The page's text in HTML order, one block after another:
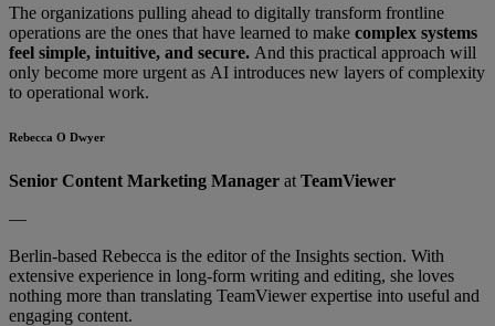
The organizations pulling ahead to digitally transform frontline
operations are the ones that have learned to make complex systems
feel simple, intuitive, and secure. And this practical approach will
only become more urgent as AI introduces new layers of complexity
to operational work.
Rebecca O Dwyer
Senior Content Marketing Manager at TeamViewer
—
Berlin-based Rebecca is the editor of the Insights section. With
extensive experience in long-form writing and editing, she loves
nothing more than translating TeamViewer expertise into useful and
engaging content.